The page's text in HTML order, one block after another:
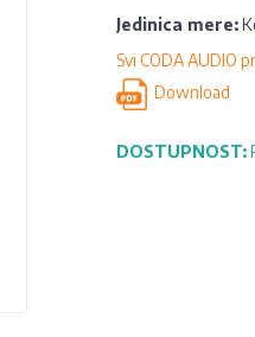
Jedinica mere:
Svi CODA AUDIO
Download
DOSTUPNOST: